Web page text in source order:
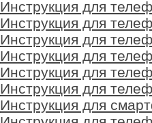
Инструкция для
Инструкция для
Инструкция для
Инструкция для
Инструкция для
Инструкция для
Инструкция для